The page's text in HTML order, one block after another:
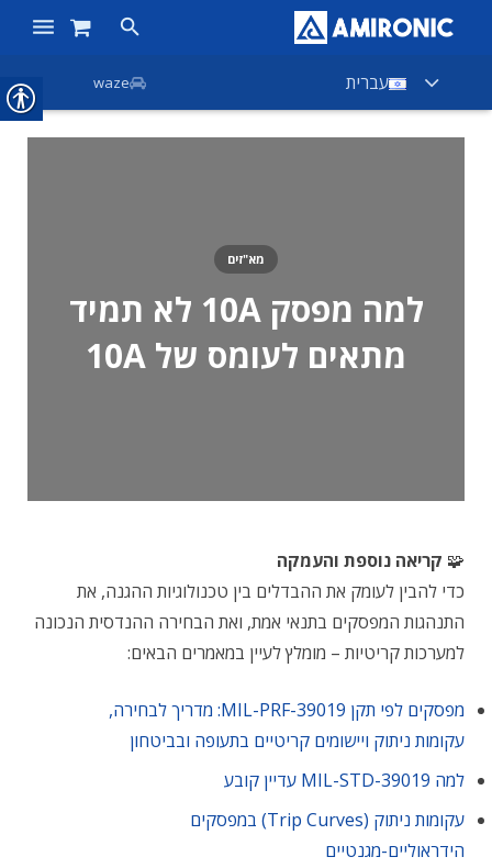
ראשי עברית waze
למה מפסק 10A לא תמיד
מתאים לעומס של 10A
מא"זים
🧩 קריאה נוספת והעמקה
כדי להבין לעומק את ההבדלים בין טכנולוגיות ההגנה, את
התנהגות המפסקים בתנאי אמת, ואת הבחירה ההנדסית הנכונה
למערכות קריטיות – מומלץ לעיין במאמרים הבאים:
מפסקים לפי תקן MIL-PRF-39019: מדריך לבחירה,
עקומות ניתוק ויישומים קריטיים בתעופה ובביטחון
למה MIL-STD-39019 עדיין קובע
עקומות ניתוק (Trip Curves) במפסקים
הידראוליים-מגנטיים